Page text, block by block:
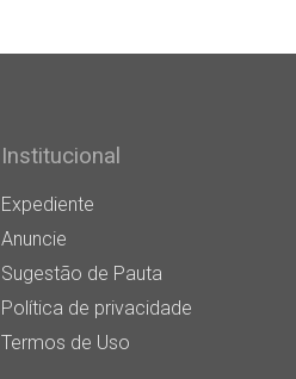
Institucional
Expediente
Anuncie
Sugestão de Pauta
Política de privacidade
Termos de Uso